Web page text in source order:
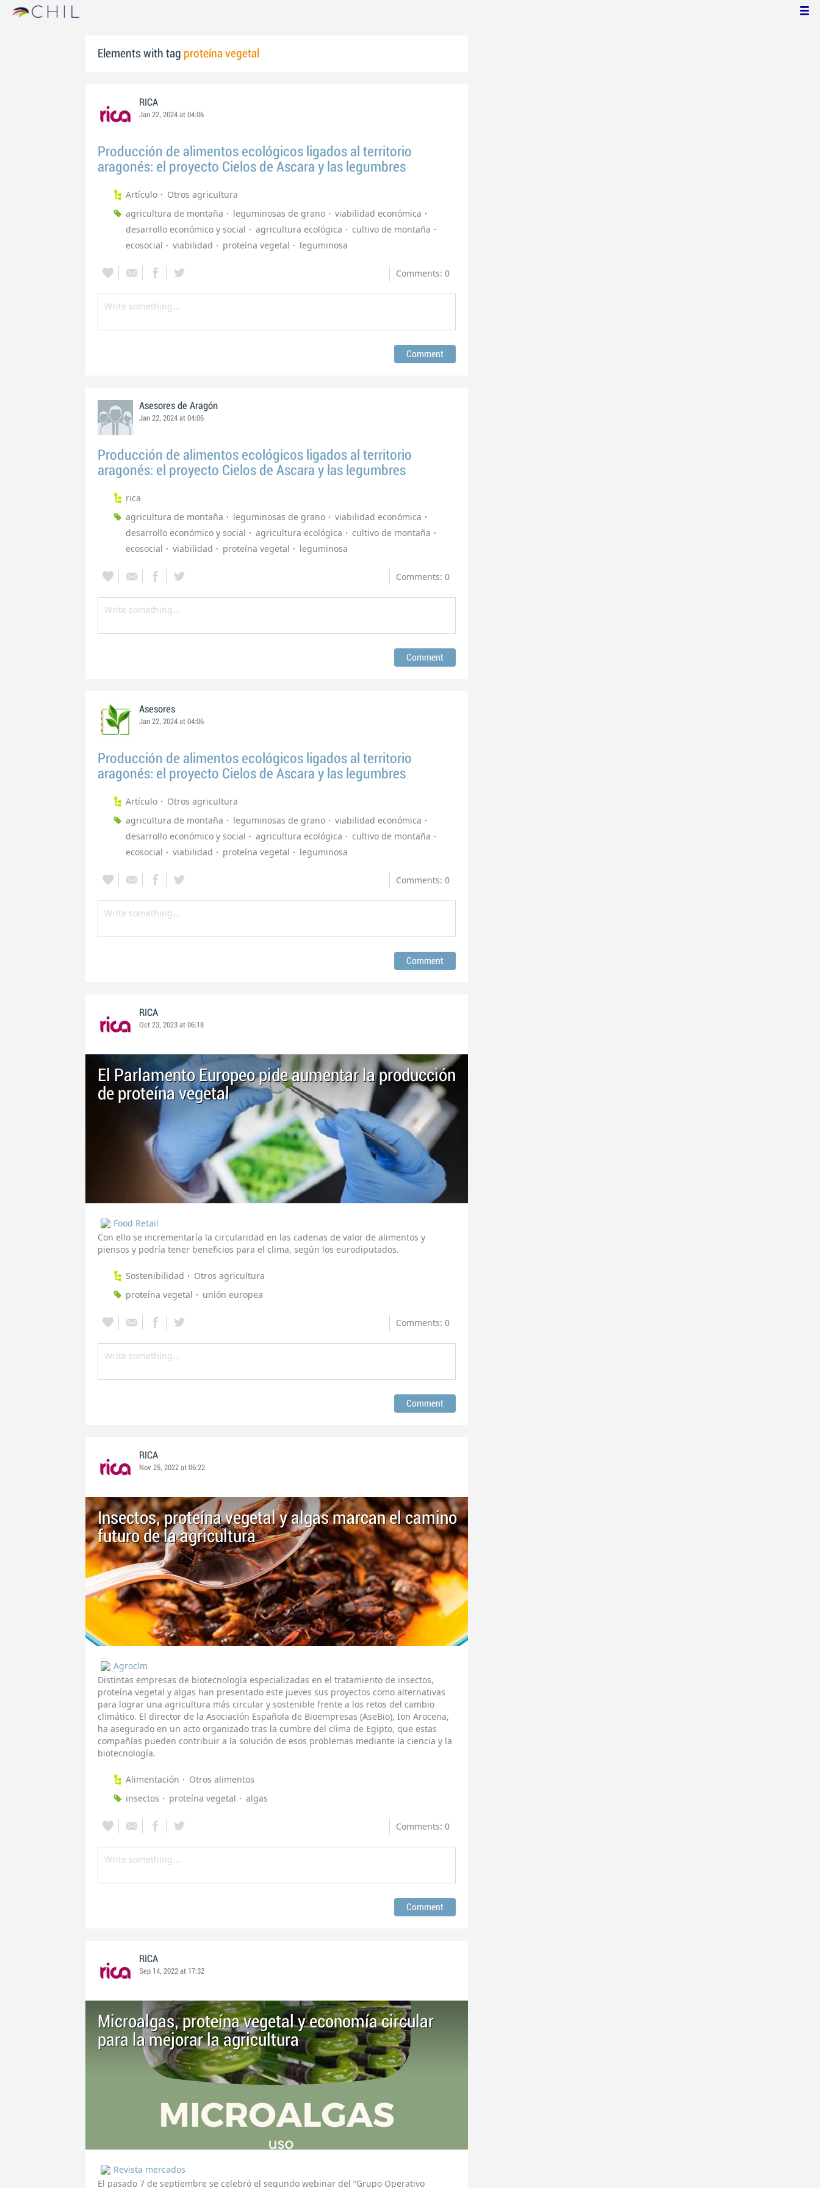
Elements with tag proteína vegetal
RICA
Jan 22, 2024 at 04:06
Producción de alimentos ecológicos ligados al territorio
aragonés: el proyecto Cielos de Ascara y las legumbres
Artículo
Otros agricultura
agricultura de montaña
leguminosas de grano
viabilidad económica
desarrollo económico y social
agricultura ecológica
cultivo de montaña
ecosocial
viabilidad proteína vegetal leguminosa
Comments: 0
Asesores de Aragón
Jan 22, 2024 at 04:06
Producción de alimentos ecológicos ligados al territorio
aragonés: el proyecto Cielos de Ascara y las legumbres
rica
agricultura de montaña
leguminosas de grano
viabilidad económica
desarrollo económico y social
agricultura ecológica
cultivo de montaña
ecosocial
viabilidad proteína vegetal leguminosa
Comments: 0
Asesores
Jan 22, 2024 at 04:06
Producción de alimentos ecológicos ligados al territorio
aragonés: el proyecto Cielos de Ascara y las legumbres
Artículo
Otros agricultura
agricultura de montaña
leguminosas de grano
viabilidad económica
desarrollo económico y social
agricultura ecológica
cultivo de montaña
ecosocial
viabilidad proteína vegetal leguminosa
Comments: 0
RICA
Oct 23, 2023 at 06:18
El Parlamento Europeo pide aumentar la producción
de proteína vegetal
Food Retail
Con ello se incrementaría la circularidad en las cadenas de valor de alimentos y
piensos y podría tener beneficios para el clima, según los eurodiputados.
Sostenibilidad
Otros agricultura
proteína vegetal
unión europea
Comments: 0
RICA
Nov 25, 2022 at 06:22
Insectos, proteína vegetal y algas marcan el camino
futuro de la agricultura
Agroclm
Distintas empresas de biotecnología especializadas en el tratamiento de insectos,
proteína vegetal y algas han presentado este jueves sus proyectos como alternativas
para lograr una agricultura más circular y sostenible frente a los retos del cambio
climático. El director de la Asociación Española de Bioempresas (AseBio), Ion Arocena,
ha asegurado en un acto organizado tras la cumbre del clima de Egipto, que estas
compañías pueden contribuir a la solución de esos problemas mediante la ciencia y la
biotecnología.
Alimentación
Otros alimentos
insectos
proteína vegetal algas
Comments: 0
RICA
Sep 14, 2022 at 17:32
Microalgas, proteína vegetal y economía circular
para la mejorar la agricultura
Revista mercados
El pasado 7 de septiembre se celebró el segundo webinar del “Grupo Operativo